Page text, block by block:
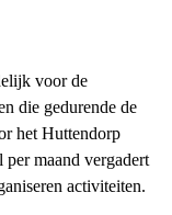
voor de
die gedurende de
het Huttendorp
maand vergadert
activiteiten.